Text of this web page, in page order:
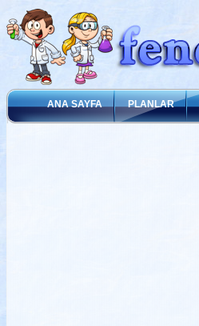
ANA SAYFA PLANLAR